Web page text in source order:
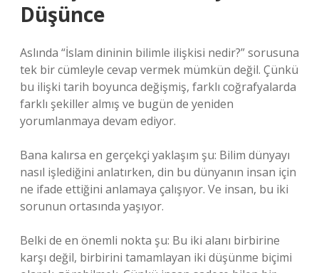
Düşünce
Aslında “İslam dininin bilimle ilişkisi nedir?” sorusuna
tek bir cümleyle cevap vermek mümkün değil. Çünkü
bu ilişki tarih boyunca değişmiş, farklı coğrafyalarda
farklı şekiller almış ve bugün de yeniden
yorumlanmaya devam ediyor.
Bana kalırsa en gerçekçi yaklaşım şu: Bilim dünyayı
nasıl işlediğini anlatırken, din bu dünyanın insan için
ne ifade ettiğini anlamaya çalışıyor. Ve insan, bu iki
sorunun ortasında yaşıyor.
Belki de en önemli nokta şu: Bu iki alanı birbirine
karşı değil, birbirini tamamlayan iki düşünme biçimi